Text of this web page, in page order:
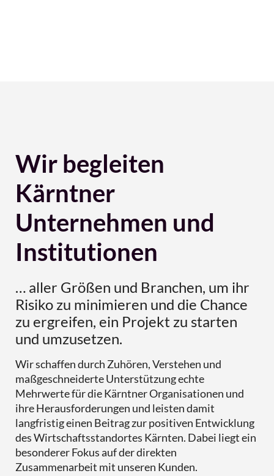
Wir begleiten
Kärntner
Unternehmen und
Institutionen
… aller Größen und Branchen, um ihr
Risiko zu minimieren und die Chance
zu ergreifen, ein Projekt zu starten
und umzusetzen.
Wir schaffen durch Zuhören, Verstehen und
maßgeschneiderte Unterstützung echte
Mehrwerte für die Kärntner Organisationen und
ihre Herausforderungen und leisten damit
langfristig einen Beitrag zur positiven Entwicklung
des Wirtschaftsstandortes Kärnten. Dabei liegt ein
besonderer Fokus auf der direkten
Zusammenarbeit mit unseren Kunden.